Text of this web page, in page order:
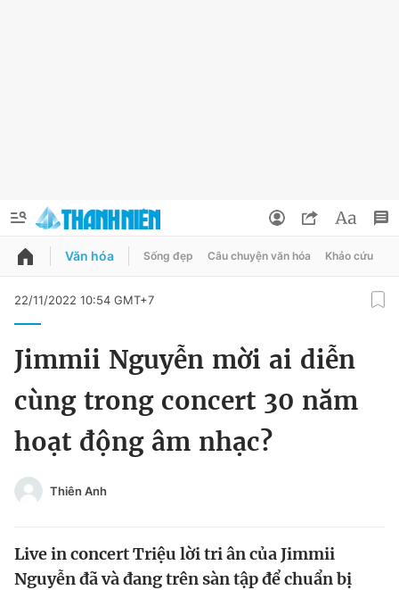
QUẢNG CÁO
Chuyên mục
Chào ngày mới Tin 24h
Video Magazine
Đổi mật khẩu
Tin đã lưu
Tin đã xem
Đăng xuất
Văn hóa Sống đẹp Câu chuyện văn hóa Khảo cứu
22/11/2022 10:54 GMT+7
Jimmii Nguyễn mời ai diễn
cùng trong concert 30 năm
hoạt động âm nhạc?
Thiên Anh
Live in concert Triệu lời tri ân của Jimmii
Nguyễn đã và đang trên sàn tập để chuẩn bị